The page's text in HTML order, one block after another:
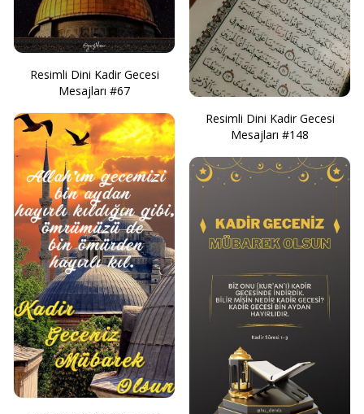
Resimli Dini Kadir Gecesi
Mesajları #67
Resimli Dini Kadir Gecesi
Mesajları #148